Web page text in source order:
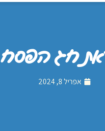
חג הפסח
אפריל 8, 2024